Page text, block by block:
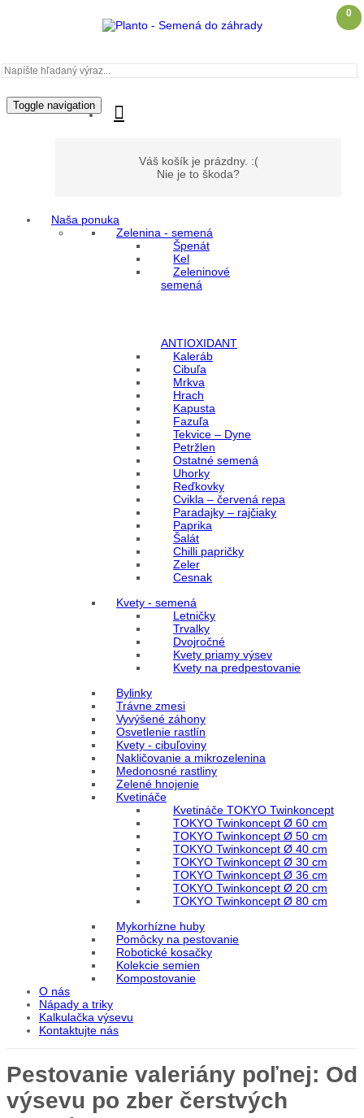
Toggle navigation
0
Váš košík je prázdny. :(
Nie je to škoda?
Naša ponuka
Zelenina - semená
Špenát
Kel
Zeleninové
semená
ANTIOXIDANT
Kaleráb
Cibuľa
Mrkva
Hrach
Kapusta
Fazuľa
Tekvice – Dyne
Petržlen
Ostatné semená
Uhorky
Reďkovky
Cvikla – červená repa
Paradajky – rajčiaky
Paprika
Šalát
Chilli papričky
Zeler
Cesnak
Kvety - semená
Letničky
Trvalky
Dvojročné
Kvety priamy výsev
Kvety na predpestovanie
Bylinky
Trávne zmesi
Vyvýšené záhony
Osvetlenie rastlín
Kvety - cibuľoviny
Nakličovanie a mikrozelenina
Medonosné rastliny
Zelené hnojenie
Kvetináče
Kvetináče TOKYO Twinkoncept
TOKYO Twinkoncept Ø 60 cm
TOKYO Twinkoncept Ø 50 cm
TOKYO Twinkoncept Ø 40 cm
TOKYO Twinkoncept Ø 30 cm
TOKYO Twinkoncept Ø 36 cm
TOKYO Twinkoncept Ø 20 cm
TOKYO Twinkoncept Ø 80 cm
Mykorhízne huby
Pomôcky na pestovanie
Robotické kosačky
Kolekcie semien
Kompostovanie
O nás
Nápady a triky
Kalkulačka výsevu
Kontaktujte nás
Pestovanie valeriány poľnej: Od
výsevu po zber čerstvých